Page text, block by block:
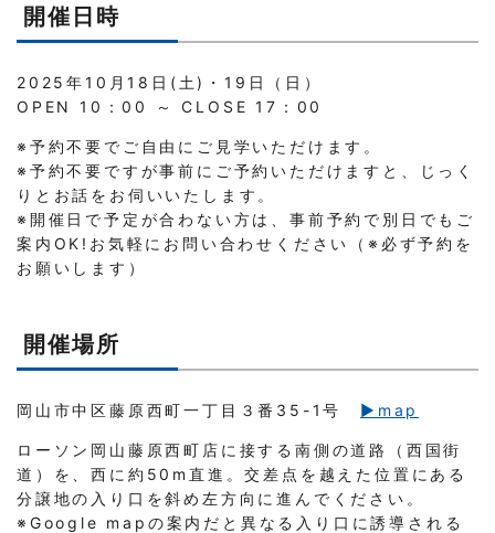
開催日時
2025年10月18日(土)・19日（日）
OPEN 10：00 ～ CLOSE 17：00
※予約不要でご自由にご見学いただけます。
※予約不要ですが事前にご予約いただけますと、じっく
りとお話をお伺いいたします。
※開催日で予定が合わない方は、事前予約で別日でもご
案内OK!お気軽にお問い合わせください（※必ず予約を
お願いします）
開催場所
岡山市中区藤原西町一丁目３番35-1号 ▶︎map
ローソン岡山藤原西町店に接する南側の道路（西国街
道）を、西に約50m直進。交差点を越えた位置にある
分譲地の入り口を斜め左方向に進んでください。
※Google mapの案内だと異なる入り口に誘導される